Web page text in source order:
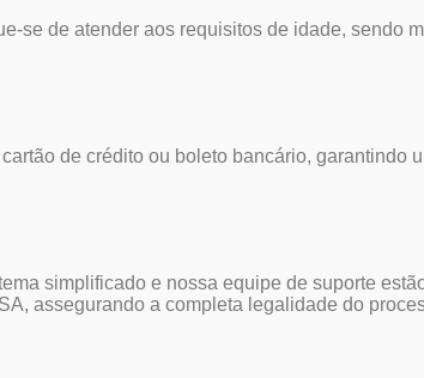
se de atender aos requisitos de idade, sendo
de crédito ou boleto bancário, garantindo
simplificado e nossa equipe de suporte
assegurando a completa legalidade do